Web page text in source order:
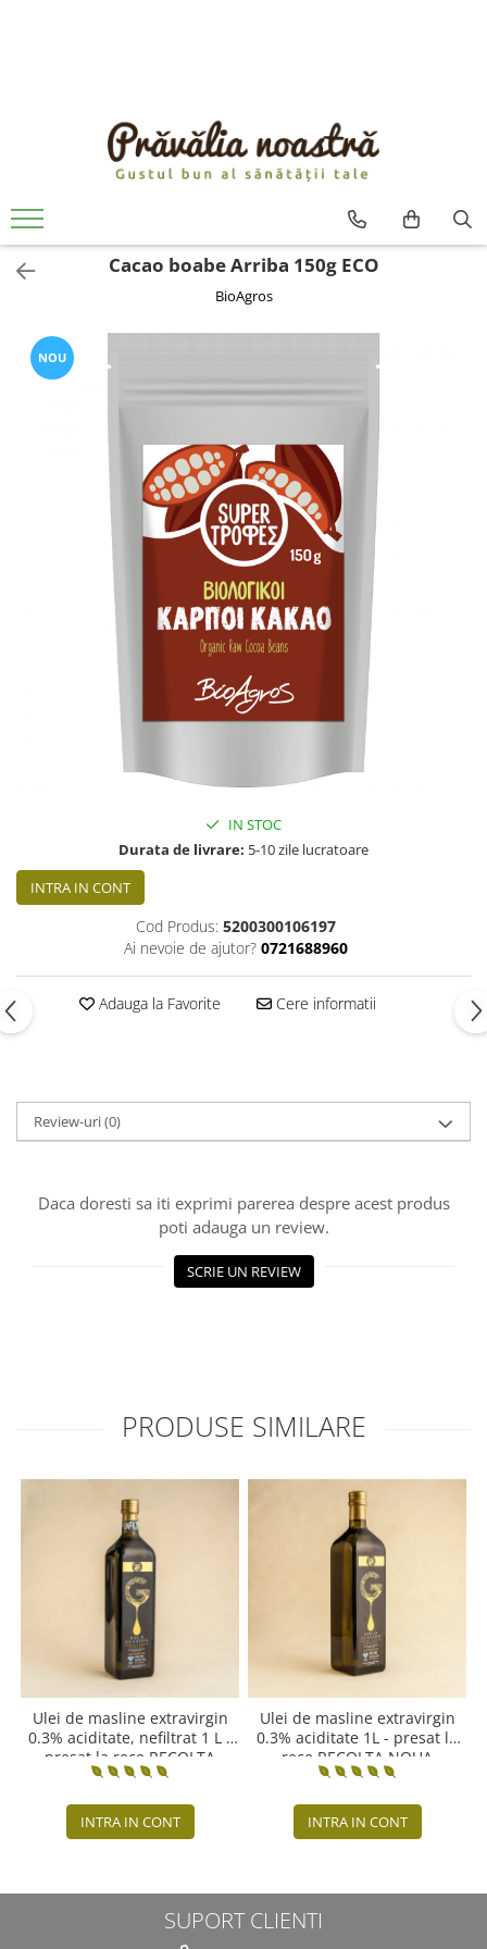
ULEIURI ȘI UNTURI
MĂSLINE
NUCI ȘI SEMINȚE
FRUCTE DESHIDRATATE
ÎNDULCITORI NATURALI / MIERE
OȚETURI ȘI SOSURI
SOSURI
FĂINĂ FĂRĂ GLUTEN
BĂUTURI / LAPTE VEGETAL
CREME ȘI PASTE TARTINABILE
CEAIURI GRECEȘTI
CIOCOLATĂ ȘI CACAO
SUPERALIMENTE
PRODUSE ECO / ORGANICE
REMEDII NATURISTE
TOATE PRODUSELE
Cacao boabe Arriba 150g ECO
BioAgros
NOU
IN STOC
Durata de livrare: 5-10 zile lucratoare
INTRA IN CONT
Cod Produs: 5200300106197
Ai nevoie de ajutor? 0721688960
Adauga la Favorite Cere informatii
Review-uri(0)
Daca doresti sa iti exprimi parerea despre acest produs
poti adauga un review.
SCRIE UN REVIEW
PRODUSE SIMILARE
Ulei de masline extravirgin
0.3% aciditate, nefiltrat 1 L -
presat la rece RECOLTA
NOUA
INTRA IN CONT
Ulei de masline extravirgin
0.3% aciditate 1L - presat la
rece RECOLTA NOUA
INTRA IN CONT
SUPORT CLIENTI